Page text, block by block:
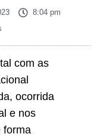
8:04 pm
com as
ocorrida
e nos
forma